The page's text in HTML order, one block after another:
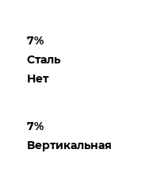
7%
Сталь
Нет
7%
Вертикальная